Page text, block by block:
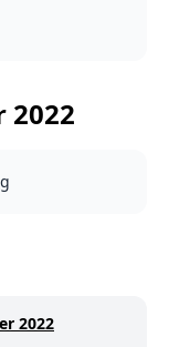
2022
2022